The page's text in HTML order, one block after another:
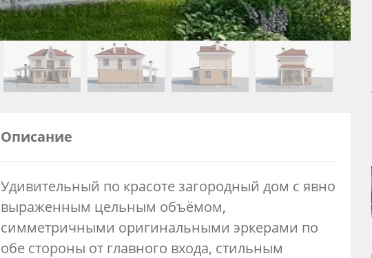
Описание
Удивительный по красоте загородный дом с явно
выраженным цельным объёмом,
симметричными оригинальными эркерами по
обе стороны от главного входа, стильным